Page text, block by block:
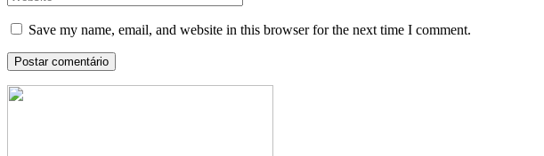
Save my name, email, and website in this browser for the next time I comment.